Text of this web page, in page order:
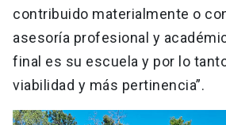
contribuido materialmente o
asesoría profesional y
final es su escuela y por lo
viabilidad y más pertinencia”.